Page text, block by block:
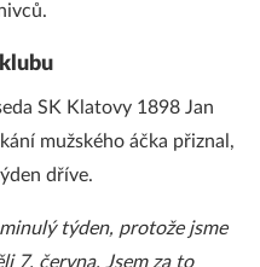
SK Klatovy 1898 Jan
mužského áčka přiznal,
dříve.
týden, protože jsme
7. června. Jsem za to